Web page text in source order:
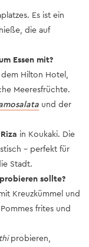
Es ist ein
die auf
Essen mit?
Hilton Hotel,
Meeresfrüchte.
und der
in Koukaki. Die
– perfekt für
Stadt.
sollte?
Kreuzkümmel und
frites und
probieren,